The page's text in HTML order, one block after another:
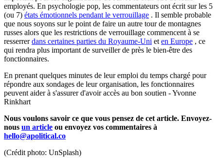
employés. En psychologie pop, les commentateurs ont écrit sur les 5
(ou 7) états émotionnels pendant le verrouillage . Il semble probable
que nous soyons sur le point de faire un autre tour de montagnes
russes alors que les restrictions de verrouillage commencent à se
resserrerdans certaines parties du Royaume-Uni et en Europe , ce
qui rendra plus important de surveiller de près le bien-être des
fonctionnaires.
En prenant quelques minutes de leur emploi du temps chargé pour
répondre aux sondages de leur organisation, les fonctionnaires
peuvent aider à s'assurer d'avoir accès au bon soutien - Yvonne
Rinkhart
Nous voulons savoir ce que vous pensez de cet article. Envoyez-
nous un article ou envoyez vos commentaires à
hello@apolitical.co
(Crédit photo: UnSplash)